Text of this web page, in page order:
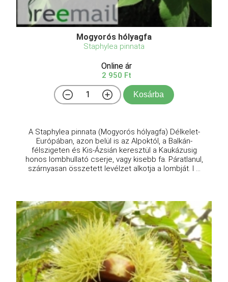
Mogyorós hólyagfa
Staphylea pinnata
Online ár
2 950 Ft
Kosárba
A Staphylea pinnata (Mogyorós hólyagfa) Délkelet-
Európában, azon belül is az Alpoktól, a Balkán-
félszigeten és Kis-Ázsián keresztül a Kaukázusig
honos lombhullató cserje, vagy kisebb fa. Páratlanul,
szárnyasan összetett levélzet alkotja a lombját. I ...